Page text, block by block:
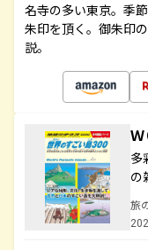
名寺の多い東京。季
朱印を頂く。御朱印
説。
多
の
旅